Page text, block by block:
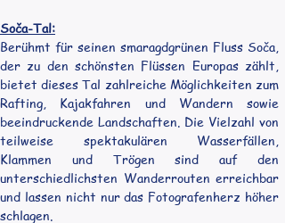
Soča-Tal:
Berühmt für seinen smaragdgrünen Fluss Soča,
der zu den schönsten Flüssen Europas zählt,
bietet dieses Tal zahlreiche Möglichkeiten zum
Rafting, Kajakfahren und Wandern sowie
beeindruckende Landschaften. Die Vielzahl von
teilweise spektakulären Wasserfällen,
Klammen und Trögen sind auf den
unterschiedlichsten Wanderrouten erreichbar
und lassen nicht nur das Fotografenherz höher
schlagen.